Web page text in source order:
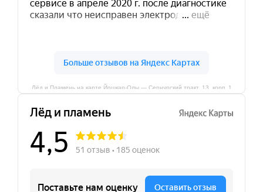
Лёд и Пламень на карте Йошкар‑Олы — Сернурский тракт, 13, корп. 1